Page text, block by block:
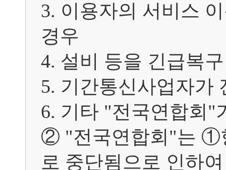
3. 이용자의 서비스
경우
4. 설비 등을 긴급복
5. 기간통신사업자가
6. 기타 "전국연합회"
② "전국연합회"는 ①
로 중단됨으로 인하